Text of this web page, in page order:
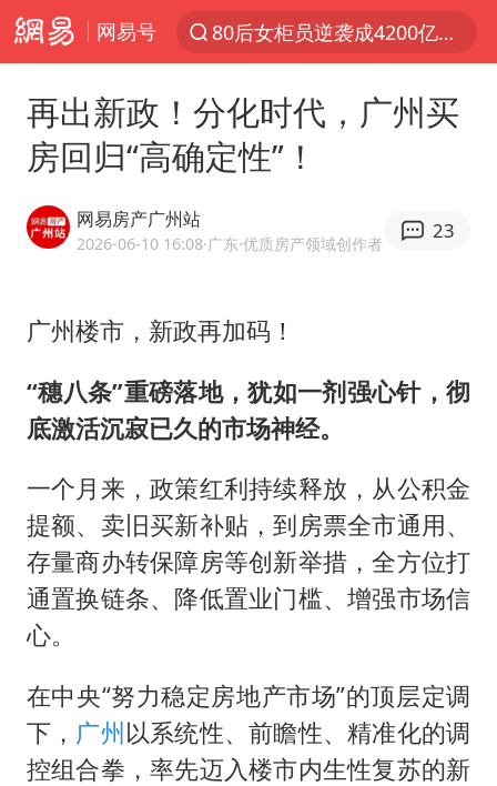
网易号
聚“绿”成势，结构转型活力足
台风“白海豚”影响中国已成定局
台风“鲸鱼”停编
陕西柞水县突发泥石流致1死2失联
曝侯明昊违反交规被约谈
“梅姨”准确年龄仍未知
韩国每3辆新上牌电车就有1辆来自中国
41岁女子为鼓励女儿考上985研究生
杨某某拒服兵役 不得录用为公务员
女子利用漏洞0元买了3千台电器
中国经济展现强大韧性和活力
再出新政！分化时代，广州买
房回归“高确定性”！
网易房产广州站
2026-06-10 16:08·广东·优质房产领域创作者
23
广州楼市，新政再加码！
“穗八条”重磅落地，犹如一剂强心针，彻
底激活沉寂已久的市场神经。
一个月来，政策红利持续释放，从公积金
提额、卖旧买新补贴，到房票全市通用、
存量商办转保障房等创新举措，全方位打
通置换链条、降低置业门槛、增强市场信
心。
在中央“努力稳定房地产市场”的顶层定调
下， 广州以系统性、前瞻性、精准化的调
控组合拳，率先迈入楼市内生性复苏的新